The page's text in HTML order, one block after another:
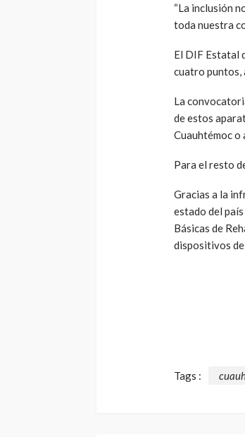
“La inclusión
toda nuestra
El DIF Estatal
cuatro puntos,
La
de estos
Cuauhtémoc o
Para el resto
Gracias a la
estado del
Básicas de
dispositivos
Tags :